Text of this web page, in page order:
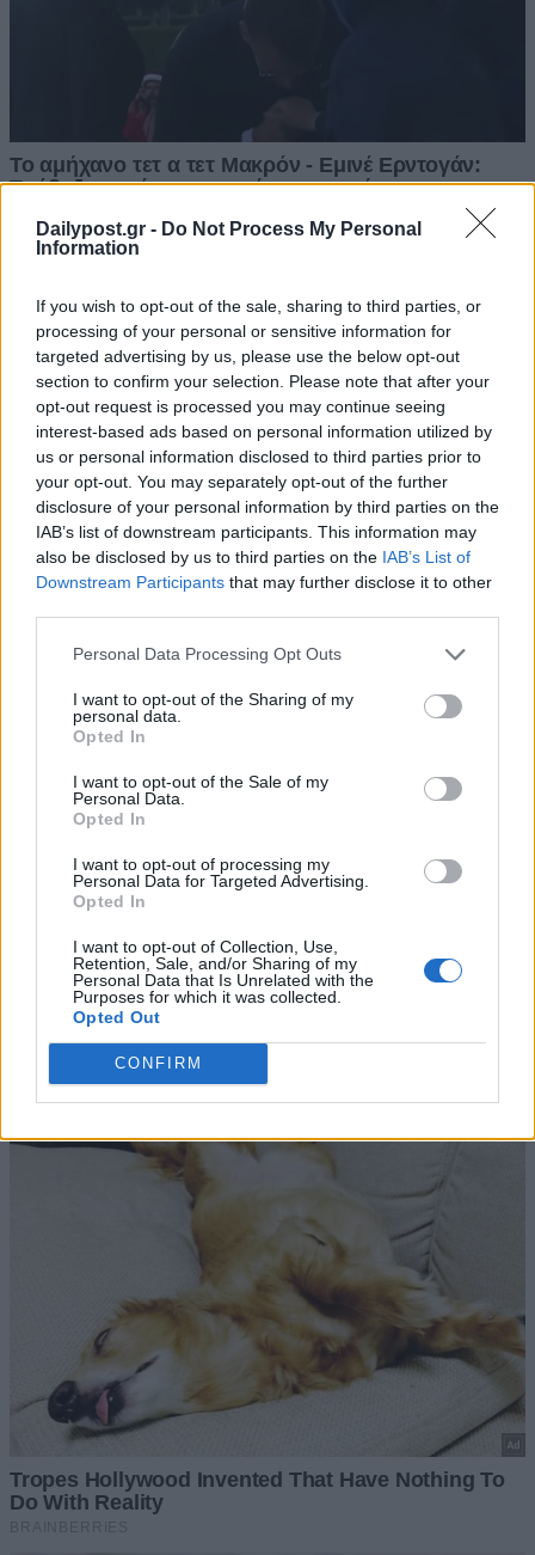
Dailypost.gr - Do Not Process My Personal
Information
If you wish to opt-out of the sale, sharing to third parties, or
processing of your personal or sensitive information for
targeted advertising by us, please use the below opt-out
section to confirm your selection. Please note that after your
opt-out request is processed you may continue seeing
interest-based ads based on personal information utilized by
us or personal information disclosed to third parties prior to
your opt-out. You may separately opt-out of the further
disclosure of your personal information by third parties on the
IAB’s list of downstream participants. This information may
also be disclosed by us to third parties on the IAB’s List of
Downstream Participants that may further disclose it to other
Personal Data Processing Opt Outs
I want to opt-out of the Sharing of my
personal data.
Opted In
I want to opt-out of the Sale of my
Personal Data.
Opted In
I want to opt-out of processing my
Personal Data for Targeted Advertising.
Opted In
I want to opt-out of Collection, Use,
Retention, Sale, and/or Sharing of my
Personal Data that Is Unrelated with the
Purposes for which it was collected.
Opted Out
CONFIRM